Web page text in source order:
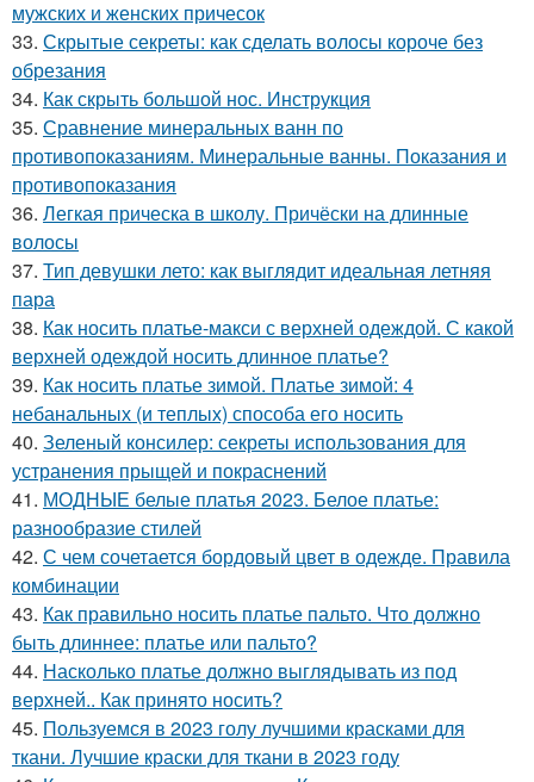
мужских и женских причесок
33. Скрытые секреты: как сделать волосы короче без
обрезания
34. Как скрыть большой нос. Инструкция
35. Сравнение минеральных ванн по
противопоказаниям. Минеральные ванны. Показания и
противопоказания
36. Легкая прическа в школу. Причёски на длинные
волосы
37. Тип девушки лето: как выглядит идеальная летняя
пара
38. Как носить платье-макси с верхней одеждой. С какой
верхней одеждой носить длинное платье?
39. Как носить платье зимой. Платье зимой: 4
небанальных (и теплых) способа его носить
40. Зеленый консилер: секреты использования для
устранения прыщей и покраснений
41. МОДНЫЕ белые платья 2023. Белое платье:
разнообразие стилей
42. С чем сочетается бордовый цвет в одежде. Правила
комбинации
43. Как правильно носить платье пальто. Что должно
быть длиннее: платье или пальто?
44. Насколько платье должно выглядывать из под
верхней.. Как принято носить?
45. Пользуемся в 2023 голу лучшими красками для
ткани. Лучшие краски для ткани в 2023 году